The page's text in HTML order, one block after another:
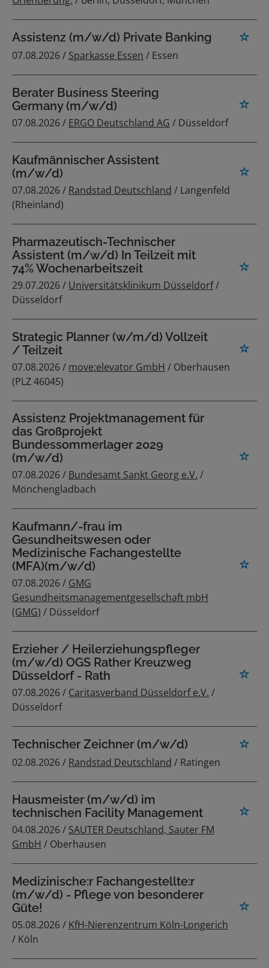
Assistenz (m/w/d) Private Banking
07.08.2026 / Sparkasse Essen / Essen
Berater Business Steering
Germany (m/w/d)
07.08.2026 / ERGO Deutschland AG / Düsseldorf
Kaufmännischer Assistent
(m/w/d)
07.08.2026 / Randstad Deutschland / Langenfeld
(Rheinland)
Pharmazeutisch-Technischer
Assistent (m/w/d) In Teilzeit mit
74% Wochenarbeitszeit
29.07.2026 / Universitätsklinikum Düsseldorf/
Düsseldorf
Strategic Planner (w/m/d) Vollzeit
/ Teilzeit
07.08.2026 / move:elevator GmbH / Oberhausen
(PLZ 46045)
Assistenz Projektmanagement für
das Großprojekt
Bundessommerlager 2029
(m/w/d)
07.08.2026 / Bundesamt Sankt Georg e.V. /
Mönchengladbach
Kaufmann/-frau im
Gesundheitswesen oder
Medizinische Fachangestellte
(MFA)(m/w/d)
07.08.2026 / GMG
Gesundheitsmanagementgesellschaft mbH
(GMG) / Düsseldorf
Erzieher / Heilerziehungspfleger
(m/w/d) OGS Rather Kreuzweg
Düsseldorf - Rath
07.08.2026 / Caritasverband Düsseldorf e.V. /
Düsseldorf
Technischer Zeichner (m/w/d)
02.08.2026 / Randstad Deutschland / Ratingen
Hausmeister (m/w/d) im
technischen Facility Management
04.08.2026 / SAUTER Deutschland, Sauter FM
GmbH / Oberhausen
Medizinische:r Fachangestellte:r
(m/w/d) - Pflege von besonderer
Güte!
05.08.2026 / KfH-Nierenzentrum Köln-Longerich
/ Köln